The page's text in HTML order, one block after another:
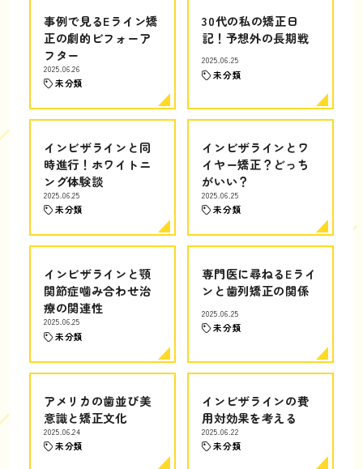
事例で見るEライン矯
正の劇的ビフォーア
フター
2025.06.26
未分類
30代の私の矯正日
記！予想外の長期戦
2025.06.25
未分類
インビザラインと同
時進行！ホワイトニ
ング体験談
2025.06.25
未分類
インビザラインとワ
イヤー矯正？どっち
がいい？
2025.06.25
未分類
インビザラインと顎
関節症噛み合わせ治
療の関連性
2025.06.25
未分類
専門医に尋ねるEライ
ンと歯列矯正の関係
2025.06.25
未分類
アメリカの歯並び美
意識と矯正文化
2025.06.24
未分類
インビザラインの費
用対効果を考える
2025.06.22
未分類